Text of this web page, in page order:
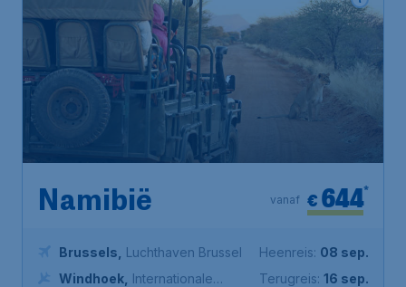
Namibië € 644*
vanaf
Brussels
Luchthaven Brussel
Windhoek Internationale
Heenreis: 08 sep.
Terugreis: 16 sep.